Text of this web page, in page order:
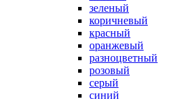
зеленый
коричневый
красный
оранжевый
разноцветный
розовый
серый
синий